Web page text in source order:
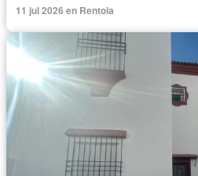
11 jul 2026 en Rentola